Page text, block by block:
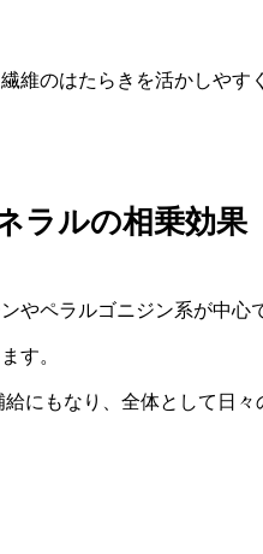
維のはたらきを活かしやす
ラルの相乗効果
やペラルゴニジン系が中心
す。
にもなり、全体として日々